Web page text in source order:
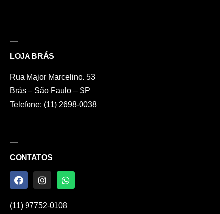
LOJA BRÁS
Rua Major Marcelino, 53
Brás – São Paulo – SP
Telefone: (11) 2698-0038
CONTATOS
(11) 97752-0108